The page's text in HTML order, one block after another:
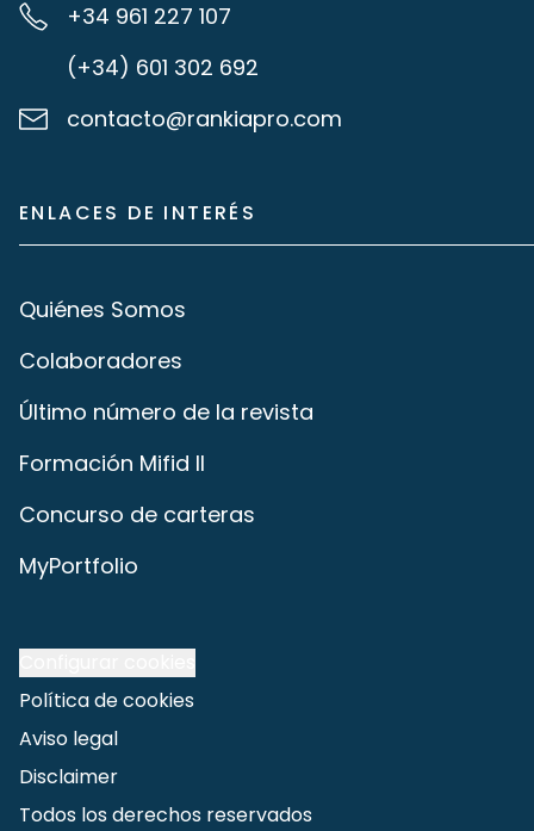
+34 961 227 107
(+34) 601 302 692
contacto@rankiapro.com
ENLACES DE INTERÉS
Quiénes Somos
Colaboradores
Último número de la revista
Formación Mifid II
Concurso de carteras
MyPortfolio
Política de cookies
Aviso legal
Disclaimer
Todos los derechos reservados